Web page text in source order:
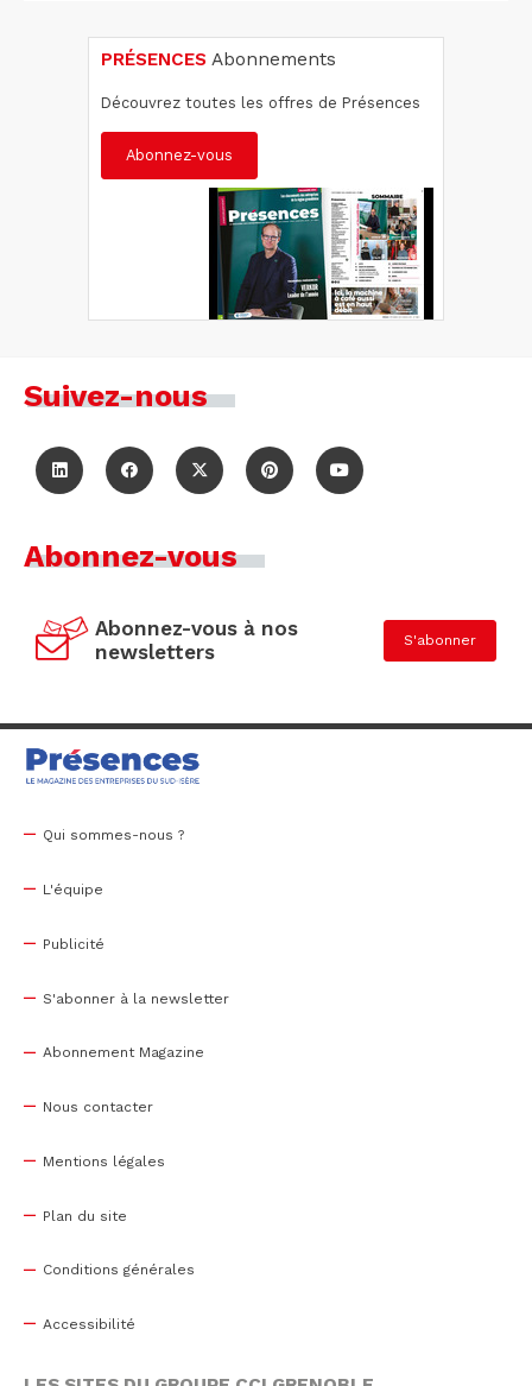
PRÉSENCES Abonnements
Découvrez toutes les offres de Présences
Abonnez-vous
Suivez-nous
Abonnez-vous
Abonnez-vous à nos
newsletters
S'abonner
Qui sommes-nous ?
L'équipe
Publicité
S'abonner à la newsletter
Abonnement Magazine
Nous contacter
Mentions légales
Plan du site
Conditions générales
Accessibilité